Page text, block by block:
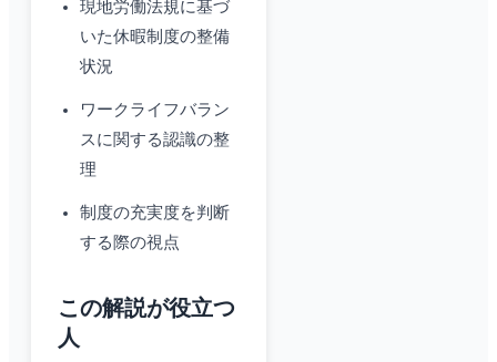
現地労働法規に基づ
いた休暇制度の整備
状況
ワークライフバラン
スに関する認識の整
理
制度の充実度を判断
する際の視点
この解説が役立つ
人